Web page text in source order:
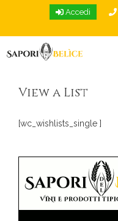
Accedi
View a List
[wc_wishlists_single ]